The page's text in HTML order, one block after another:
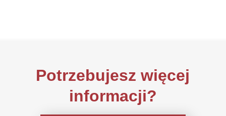
Potrzebujesz więcej
informacji?